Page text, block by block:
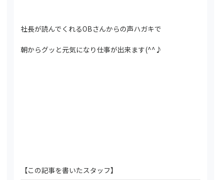
社長が読んでくれるOBさんからの声ハガキで
朝からグッと元気になり仕事が出来ます(^^♪
【この記事を書いたスタッフ】